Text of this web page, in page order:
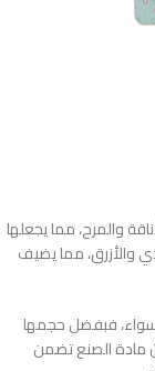
والمرح، مما يجعلها
والأزرق، مما يضيف
سواء، فبفضل حجمها
مادة الصنع تضمن